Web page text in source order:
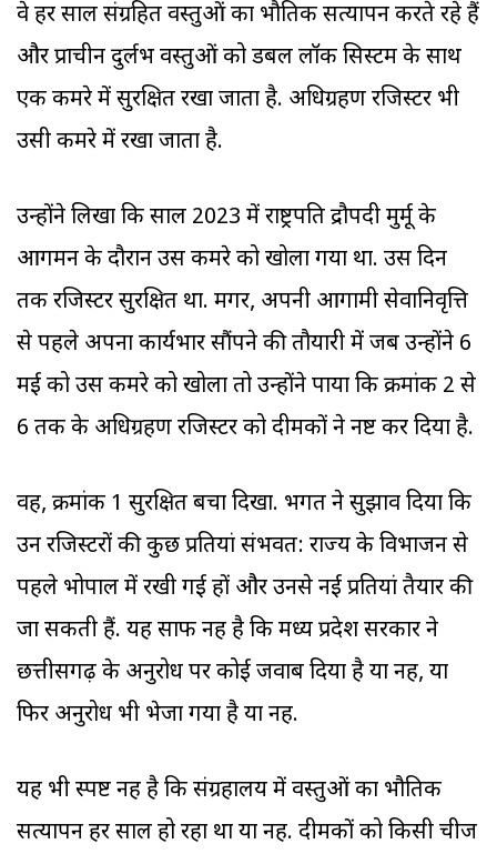
वे हर साल संग्रहित वस्तुओं का भौतिक सत्यापन करते रहे हैं
और प्राचीन दुर्लभ वस्तुओं को डबल लॉक सिस्टम के साथ
एक कमरे में सुरक्षित रखा जाता है. अधिग्रहण रजिस्टर भी
उसी कमरे में रखा जाता है.
उन्होंने लिखा कि साल 2023 में राष्ट्रपति द्रौपदी मुर्मू के
आगमन के दौरान उस कमरे को खोला गया था. उस दिन
तक रजिस्टर सुरक्षित था. मगर, अपनी आगामी सेवानिवृत्ति
से पहले अपना कार्यभार सौंपने की तौयारी में जब उन्होंने 6
मई को उस कमरे को खोला तो उन्होंने पाया कि क्रमांक 2 से
6 तक के अधिग्रहण रजिस्टर को दीमकों ने नष्ट कर दिया है.
वहीं, क्रमांक 1 सुरक्षित बचा दिखा. भगत ने सुझाव दिया कि
उन रजिस्टरों की कुछ प्रतियां संभवत: राज्य के विभाजन से
पहले भोपाल में रखी गई हों और उनसे नई प्रतियां तैयार की
जा सकती हैं. यह साफ नहीं है कि मध्य प्रदेश सरकार ने
छत्तीसगढ़ के अनुरोध पर कोई जवाब दिया है या नहीं, या
फिर अनुरोध भी भेजा गया है या नहीं.
यह भी स्पष्ट नहीं है कि संग्रहालय में वस्तुओं का भौतिक
सत्यापन हर साल हो रहा था या नहीं. दीमकों को किसी चीज